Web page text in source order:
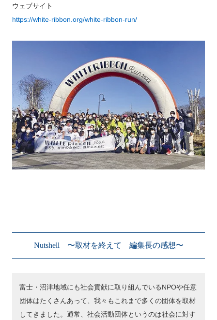
ウェブサイト
https://white-ribbon.org/white-ribbon-run/
Nutshell 〜取材を終えて 編集長の感想〜
富士・沼津地域にも社会貢献に取り組んでいるNPOや任意
団体はたくさんあって、我々もこれまで多くの団体を取材
してきました。通常、社会活動団体というのは社会に対す